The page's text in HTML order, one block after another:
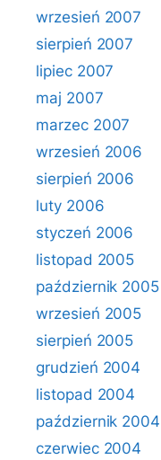
wrzesień 2007
sierpień 2007
lipiec 2007
maj 2007
marzec 2007
wrzesień 2006
sierpień 2006
luty 2006
styczeń 2006
listopad 2005
październik 2005
wrzesień 2005
sierpień 2005
grudzień 2004
listopad 2004
październik 2004
czerwiec 2004